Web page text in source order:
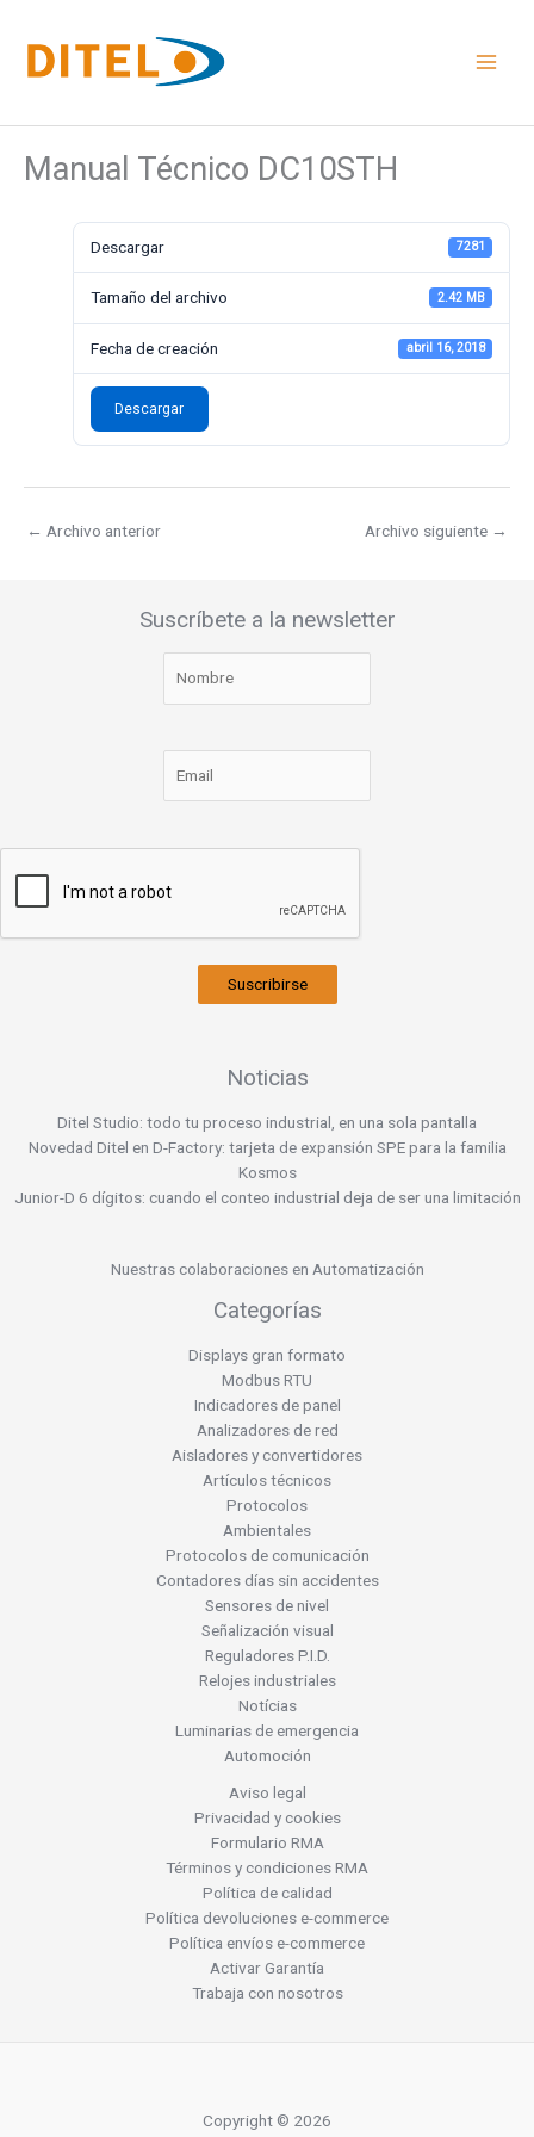
contenido
Manual Técnico DC10STH
Descargar 7281
Tamaño del archivo 2.42 MB
Fecha de creación abril 16, 2018
Descargar
← Archivo anterior Archivo siguiente →
Suscríbete a la newsletter
Suscribirse
Noticias
Ditel Studio: todo tu proceso industrial, en una sola pantalla
Novedad Ditel en D-Factory: tarjeta de expansión SPE para la familia
Kosmos
Junior-D 6 dígitos: cuando el conteo industrial deja de ser una limitación
Nuestras colaboraciones en Automatización
Categorías
Displays gran formato
Modbus RTU
Indicadores de panel
Analizadores de red
Aisladores y convertidores
Artículos técnicos
Protocolos
Ambientales
Protocolos de comunicación
Contadores días sin accidentes
Sensores de nivel
Señalización visual
Reguladores P.I.D.
Relojes industriales
Notícias
Luminarias de emergencia
Automoción
Aviso legal
Privacidad y cookies
Formulario RMA
Términos y condiciones RMA
Política de calidad
Política devoluciones e-commerce
Política envíos e-commerce
Activar Garantía
Trabaja con nosotros
Copyright © 2026